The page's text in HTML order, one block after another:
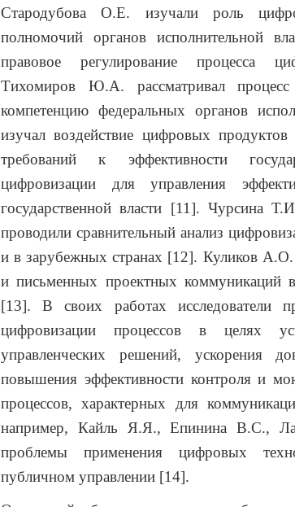
Стародубова О.Е. изучали роль
полномочий органов исполнительной
правовое регулирование процесса
Тихомиров Ю.А. рассматривал
компетенцию федеральных органов
изучал воздействие цифровых
требований к эффективности
цифровизации для управления
государственной власти [11]. Чурсина
проводили сравнительный анализ
и в зарубежных странах [12]. Куликов А.О.
и письменных проектных коммуникаций
[13]. В своих работах исследователи
цифровизации процессов в целях
управленческих решений, ускорения
повышения эффективности контроля и
процессов, характерных для
например, Кайль Я.Я., Епинина В.С.,
проблемы применения цифровых
публичном управлении [14].